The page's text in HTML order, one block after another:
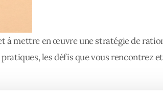
mettre en œuvre une stratégie de
les défis que vous
dentaires, nous avons besoin de vous !